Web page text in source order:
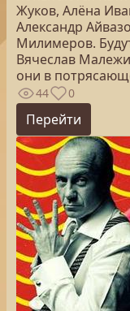
Жуков, Алёна
Александр
Милимеров.
Вячеслав
они в
44 0
Перейти